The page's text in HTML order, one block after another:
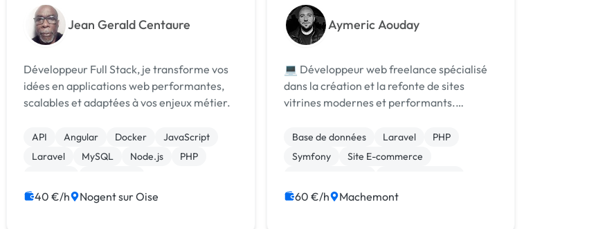
Jean Gerald Centaure
Développeur Full Stack, je transforme vos
idées en applications web performantes,
scalables et adaptées à vos enjeux métier.
API Angular Docker
JavaScript
Laravel
MySQL Node.js
PHP
40 €/h Nogent sur Oise
Aymeric Aouday
💻 Développeur web freelance spécialisé
dans la création et la refonte de sites
vitrines modernes et performants.
entreprises
Base de données Laravel
PHP
Symfony
Site E-commerce
Migration ou refonte de site
60 €/h Machemont